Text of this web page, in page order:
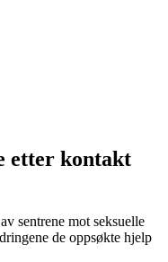
etter kontakt
sentrene mot seksuelle
de oppsøkte hjelp